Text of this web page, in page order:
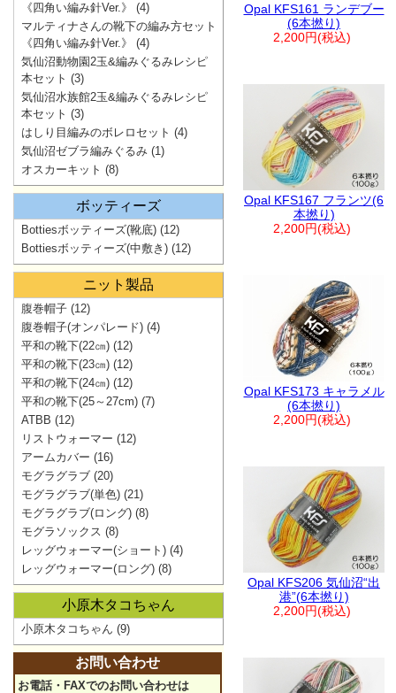
Opal KFS161 ランデブー
(6本撚り)
2,200円(税込)
Opal KFS167 フランツ(6
本撚り)
2,200円(税込)
Opal KFS173 キャラメル
(6本撚り)
2,200円(税込)
Opal KFS206 気仙沼“出
港”(6本撚り)
2,200円(税込)
《四角い編み針Ver.》
(4)
マルティナさんの靴下の編み方セット
《四角い編み針Ver.》
(4)
気仙沼動物園2玉&編みぐるみレシピ
本セット (3)
気仙沼水族館2玉&編みぐるみレシピ
本セット (3)
はしり目編みのボレロセット (4)
気仙沼ゼブラ編みぐるみ (1)
オスカーキット (8)
ボッティーズ
Bottiesボッティーズ(靴底) (12)
Bottiesボッティーズ(中敷き) (12)
ニット製品
腹巻帽子 (12)
腹巻帽子(オンパレード) (4)
平和の靴下(22㎝) (12)
平和の靴下(23㎝) (12)
平和の靴下(24㎝) (12)
平和の靴下(25～27cm) (7)
ATBB (12)
リストウォーマー (12)
アームカバー (16)
モグラグラブ (20)
モグラグラブ(単色) (21)
モグラグラブ(ロング) (8)
モグラソックス (8)
レッグウォーマー(ショート) (4)
レッグウォーマー(ロング) (8)
小原木タコちゃん
小原木タコちゃん (9)
お問い合わせ
お電話・FAXでのお問い合わせは